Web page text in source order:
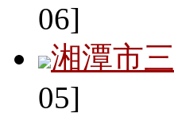
06]
湘潭市
05]